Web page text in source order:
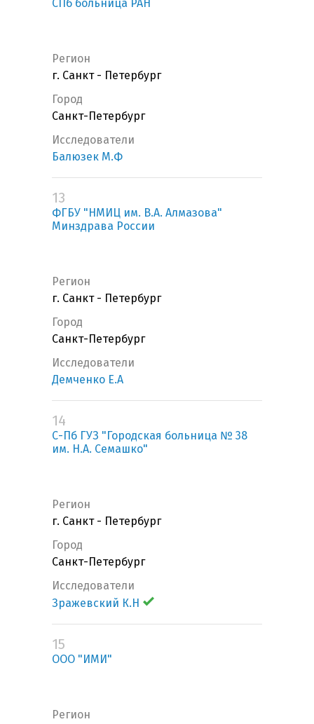
СПб больница РАН
Регион
г. Санкт - Петербург
Город
Санкт-Петербург
Исследователи
Балюзек М.Ф
13
ФГБУ "НМИЦ им. В.А. Алмазова"
Минздрава России
Регион
г. Санкт - Петербург
Город
Санкт-Петербург
Исследователи
Демченко Е.А
14
С-Пб ГУЗ "Городская больница № 38
им. Н.А. Семашко"
Регион
г. Санкт - Петербург
Город
Санкт-Петербург
Исследователи
Зражевский К.Н
15
ООО "ИМИ"
Регион